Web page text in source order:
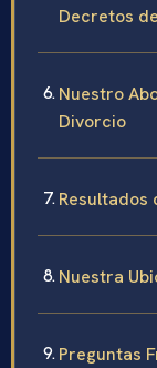
Decretos
Nuestro
Divorcio
Resultados
Nuestra
Preguntas